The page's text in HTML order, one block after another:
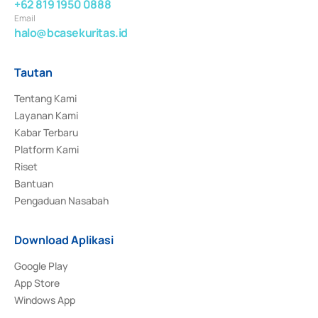
+62 819 1950 0888
Email
halo@bcasekuritas.id
Tautan
Tentang Kami
Layanan Kami
Kabar Terbaru
Platform Kami
Riset
Bantuan
Pengaduan Nasabah
Download Aplikasi
Google Play
App Store
Windows App